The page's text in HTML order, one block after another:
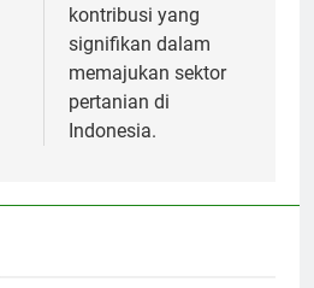
kontribusi yang
signifikan dalam
memajukan sektor
pertanian di
Indonesia.